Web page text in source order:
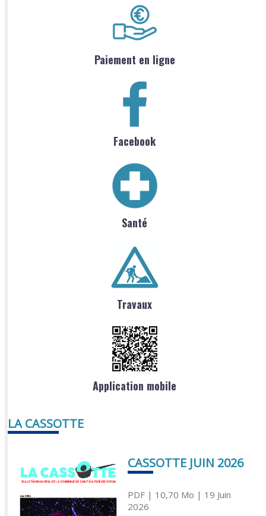
Paiement en ligne
Facebook
Santé
Travaux
Application mobile
LA CASSOTTE
CASSOTTE JUIN 2026
PDF| 10,70 Mo | 19 Juin
2026